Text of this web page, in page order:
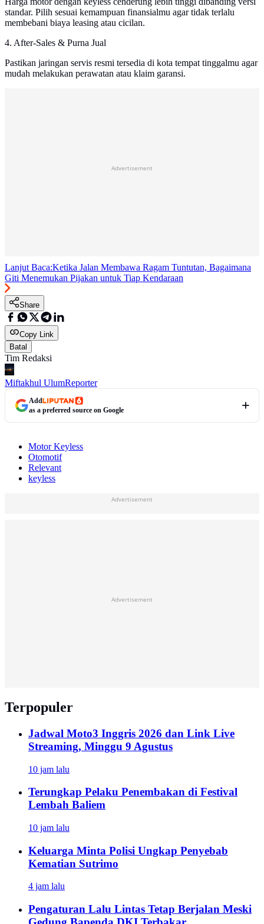
standar. Pilih sesuai kemampuan finansialmu agar tidak terlalu
membebani biaya leasing atau cicilan.
4. After-Sales & Purna Jual
Pastikan jaringan servis resmi tersedia di kota tempat tinggalmu agar
mudah melakukan perawatan atau klaim garansi.
Advertisement
Lanjut Baca:Ketika Jalan Membawa Ragam Tuntutan, Bagaimana
Giti Menemukan Pijakan untuk Tiap Kendaraan
Share
Copy Link
Batal
Tim Redaksi
Miftakhul UlumReporter
Add
as a preferred source on Google
Motor Keyless
Otomotif
Relevant
keyless
Advertisement
Advertisement
Terpopuler
Jadwal Moto3 Inggris 2026 dan Link Live
Streaming, Minggu 9 Agustus
10 jam lalu
Terungkap Pelaku Penembakan di Festival
Lembah Baliem
10 jam lalu
Keluarga Minta Polisi Ungkap Penyebab
Kematian Sutrimo
4 jam lalu
Pengaturan Lalu Lintas Tetap Berjalan Meski